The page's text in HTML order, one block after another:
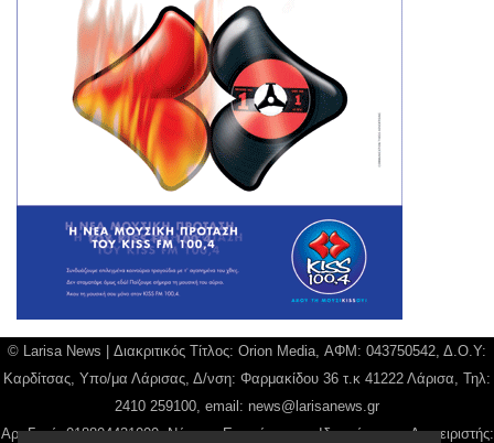
© Larisa News | Διακριτικός Τίτλος: Orion Media, ΑΦΜ: 043750542, Δ.Ο.Υ:
Καρδίτσας, Υπο/μα Λάρισας, Δ/νση: Φαρμακίδου 36 τ.κ 41222 Λάρισα, Τηλ:
2410 259100, email: news@larisanews.gr
Αρ. Γεμή: 018804431000, Νόμιμος Εκπρόσωπος, Ιδιοκτήτης και Διαχειριστής: